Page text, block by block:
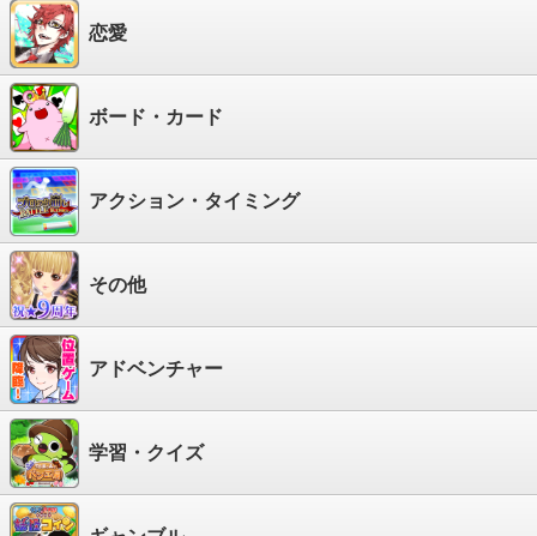
恋愛
ボード・カード
アクション・タイミング
その他
アドベンチャー
学習・クイズ